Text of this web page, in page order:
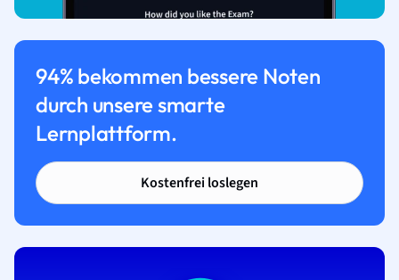
94% bekommen bessere Noten
durch unsere smarte
Lernplattform.
Kostenfrei loslegen